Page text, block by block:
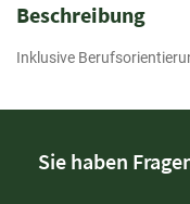
Beschreibung
Inklusive
Sie haben